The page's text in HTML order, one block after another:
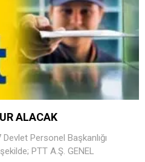
ALACAK
Personel Başkanlığı
PTT A.Ş. GENEL